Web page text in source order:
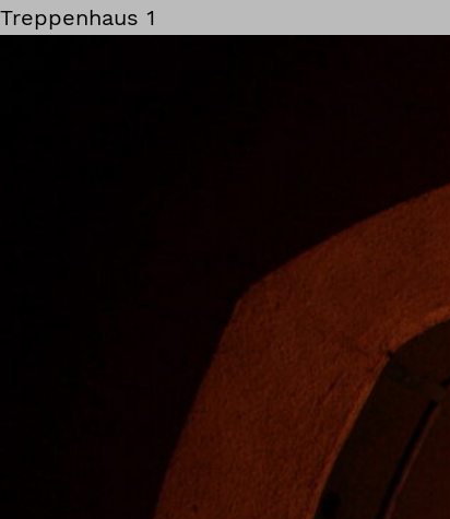
Treppenhaus 1